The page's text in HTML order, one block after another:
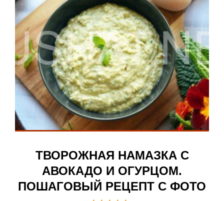
ТВОРОЖНАЯ НАМАЗКА С
АВОКАДО И ОГУРЦОМ.
ПОШАГОВЫЙ РЕЦЕПТ С ФОТО